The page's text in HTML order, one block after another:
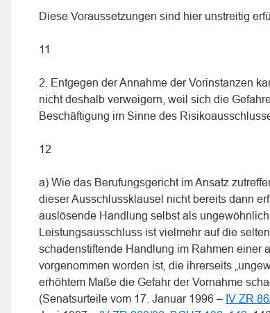
Diese Voraussetzungen sind hier unstreitig
11
2. Entgegen der Annahme der Vorinstanzen
nicht deshalb verweigern, weil sich die
Beschäftigung im Sinne des
12
a) Wie das Berufungsgericht im Ansatz
dieser Ausschlussklausel nicht bereits dann
auslösende Handlung selbst als
Leistungsausschluss ist vielmehr auf die
schadenstiftende Handlung im Rahmen einer
vorgenommen worden ist, die ihrerseits
erhöhtem Maße die Gefahr der Vornahme
(Senatsurteile vom 17. Januar 1996 – IV ZR